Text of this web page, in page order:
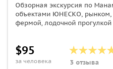
Обзорная экскурсия по
объектами ЮНЕСКО,
фермой, лодочной
$95
за человека 3 отзыва